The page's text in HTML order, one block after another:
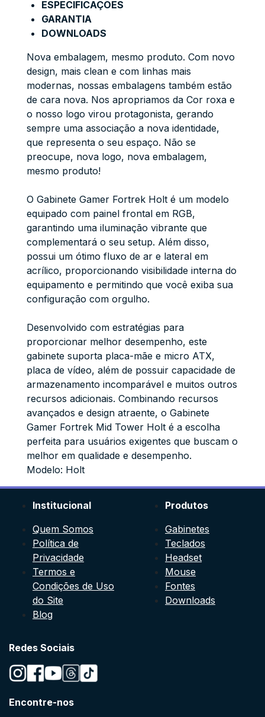
ESPECIFICAÇÕES
GARANTIA
DOWNLOADS
Nova embalagem, mesmo produto. Com novo
design, mais clean e com linhas mais
modernas, nossas embalagens também estão
de cara nova. Nos apropriamos da Cor roxa e
o nosso logo virou protagonista, gerando
sempre uma associação a nova identidade,
que representa o seu espaço. Não se
preocupe, nova logo, nova embalagem,
mesmo produto!
O Gabinete Gamer Fortrek Holt é um modelo
equipado com painel frontal em RGB,
garantindo uma iluminação vibrante que
complementará o seu setup. Além disso,
possui um ótimo fluxo de ar e lateral em
acrílico, proporcionando visibilidade interna do
equipamento e permitindo que você exiba sua
configuração com orgulho.
Desenvolvido com estratégias para
proporcionar melhor desempenho, este
gabinete suporta placa-mãe e micro ATX,
placa de vídeo, além de possuir capacidade de
armazenamento incomparável e muitos outros
recursos adicionais. Combinando recursos
avançados e design atraente, o Gabinete
Gamer Fortrek Mid Tower Holt é a escolha
perfeita para usuários exigentes que buscam o
melhor em qualidade e desempenho.
Modelo: Holt
Institucional
Quem Somos
Política de
Privacidade
Termos e
Condições de Uso
do Site
Blog
Produtos
Gabinetes
Teclados
Headset
Mouse
Fontes
Downloads
Redes Sociais
Encontre-nos